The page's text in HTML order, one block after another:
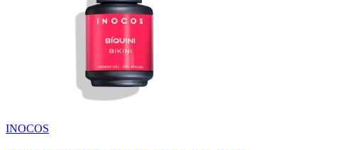
INOCOS